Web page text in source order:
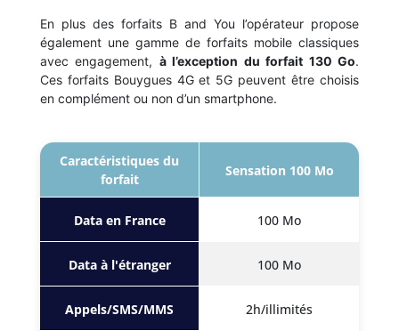
En plus des forfaits B and You l’opérateur propose
également une gamme de forfaits mobile classiques
avec engagement, à l’exception du forfait 130 Go.
Ces forfaits Bouygues 4G et 5G peuvent être choisis
en complément ou non d’un smartphone.
Caractéristiques du
forfait
Data en France
Data à l'étranger
Appels/SMS/MMS
Sensation 100 Mo
100 Mo
100 Mo
2h/illimités